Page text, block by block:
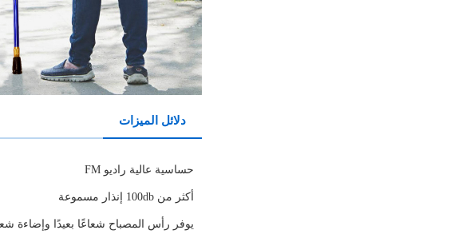
دلائل الميزات
حساسية عالية راديو FM
أكثر من 100db إنذار مسموعة
يوفر رأس المصباح شعاعًا بعيدًا وإضاءة